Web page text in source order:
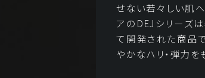
せない若々しい肌へ
アのDEJシリーズ
て開発された商品
やかなハリ・弾力を